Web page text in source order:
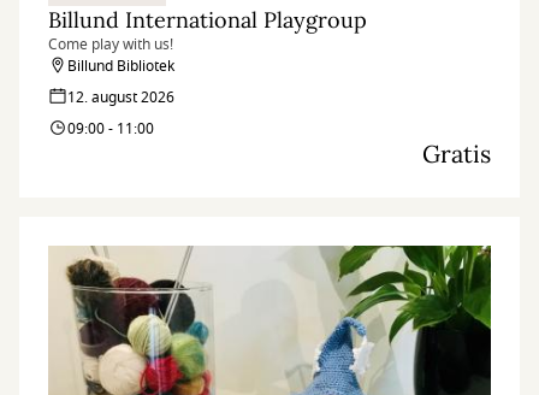
Billund International Playgroup
Come play with us!
Billund Bibliotek
12. august 2026
09:00 - 11:00
Gratis